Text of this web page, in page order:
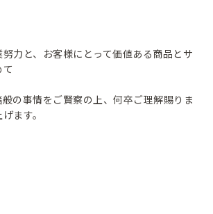
力と、お客様にとって価値ある商品とサ
の事情をご賢察の上、何卒ご理解賜りま
ます。